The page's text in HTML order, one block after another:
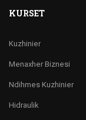
KURSET
Kuzhinier
Menaxher Biznesi
Ndihmes Kuzhinier
Hidraulik